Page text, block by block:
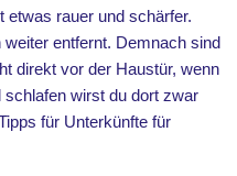
rauer und schärfer.
entfernt. Demnach sind
direkt vor der Haustür, wenn
wirst du dort zwar
für Unterkünfte für